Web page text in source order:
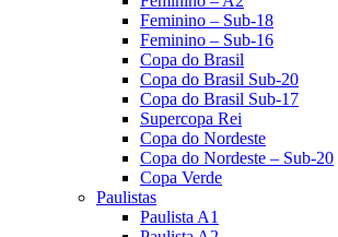
Feminino – Sub-18
Feminino – Sub-16
Copa do Brasil
Copa do Brasil Sub-20
Copa do Brasil Sub-17
Supercopa Rei
Copa do Nordeste
Copa do Nordeste – Sub-20
Copa Verde
Paulistas
Paulista A1